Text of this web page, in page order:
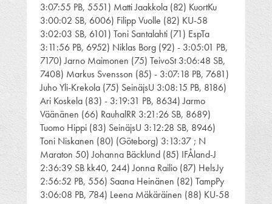
3:07:55 PB, 5551) Matti Jaakkola (82) KuortKu
3:00:02 SB, 6006) Filipp Vuolle (82) KU-58
3:02:03 SB, 6101) Toni Santalahti (71) EspTa
3:11:56 PB, 6952) Niklas Borg (92) - 3:05:01 PB,
7170) Jarno Maimonen (75) TeivoSt 3:06:48 SB,
7408) Markus Svensson (85) - 3:07:18 PB, 7681)
Juho Yli-Krekola (75) SeinäjsU 3:08:15 PB, 8186)
Ari Koskela (83) - 3:19:31 PB, 8634) Jarmo
Väänänen (66) RauhalRR 3:21:26 SB, 8689)
Tuomo Hippi (83) SeinäjsU 3:12:28 SB, 8946)
Toni Niskanen (80) (Göteborg) 3:13:37 ; N
Maraton 50) Johanna Bäcklund (85) IFÅland-J
2:36:39 SB kk40, 244) Jonna Railio (87) HelsJy
2:56:52 PB, 556) Saana Heinänen (82) TampPy
3:06:08 PB, 784) Leena Mäkäräinen (88) KU-58